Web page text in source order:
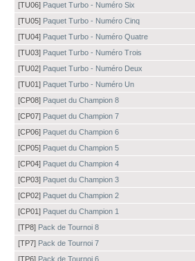
[TU06] Paquet Turbo - Numéro Six
[TU05] Paquet Turbo - Numéro Cinq
[TU04] Paquet Turbo - Numéro Quatre
[TU03] Paquet Turbo - Numéro Trois
[TU02] Paquet Turbo - Numéro Deux
[TU01] Paquet Turbo - Numéro Un
[CP08] Paquet du Champion 8
[CP07] Paquet du Champion 7
[CP06] Paquet du Champion 6
[CP05] Paquet du Champion 5
[CP04] Paquet du Champion 4
[CP03] Paquet du Champion 3
[CP02] Paquet du Champion 2
[CP01] Paquet du Champion 1
[TP8] Pack de Tournoi 8
[TP7] Pack de Tournoi 7
[TP6] Pack de Tournoi 6